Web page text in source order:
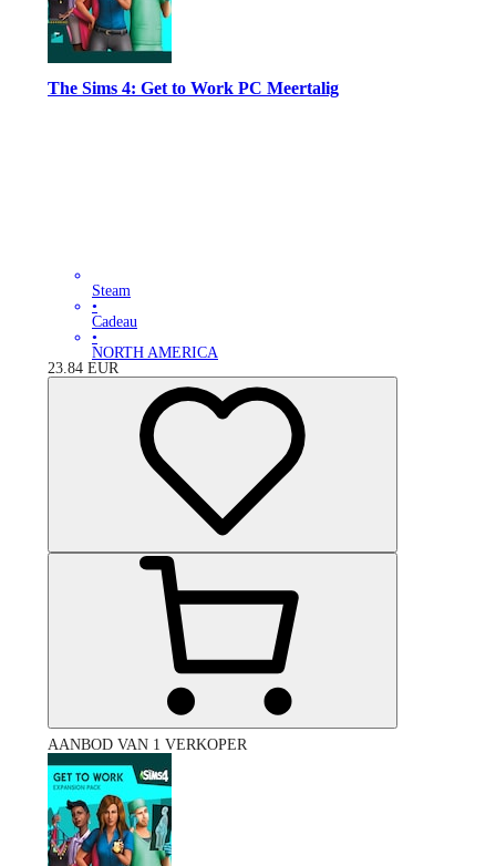
The Sims 4: Get to Work PC Meertalig
Steam
•
Cadeau
•
NORTH AMERICA
23.84 EUR
AANBOD VAN 1 VERKOPER